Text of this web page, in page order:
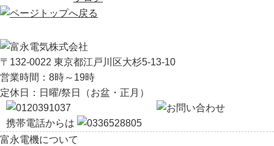
〒132-0022 東京都江戸川区大杉5-13-10
営業時間：8時～19時
定休日：日曜/祭日（お盆・正月）
携帯電話からは
富永電機について